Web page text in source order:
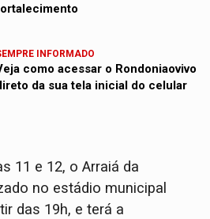
INFORMADO
como acessar o Rondoniaovivo
da sua tela inicial do celular
11 e 12, o Arraiá da
no estádio municipal
das 19h, e terá a